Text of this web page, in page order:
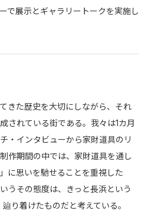
で展示とギャラリートークを実施し
きた歴史を大切にしながら、それ
されている街である。我々は1カ月
・インタビューから家財道具のリ
作期間の中では、家財道具を通し
に思いを馳せることを重視した
うその態度は、きっと長浜という
り着けたものだと考えている。